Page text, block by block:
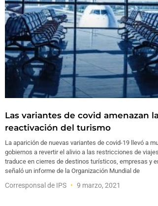
Las variantes de covid amenazan la
reactivación del turismo
La aparición de nuevas variantes de covid-19 llevó a
gobiernos a revertir el alivio a las restricciones de
traduce en cierres de destinos turísticos, empresas y
señaló un informe de la Organización Mundial de
Corresponsal de IPS 9 marzo, 2021